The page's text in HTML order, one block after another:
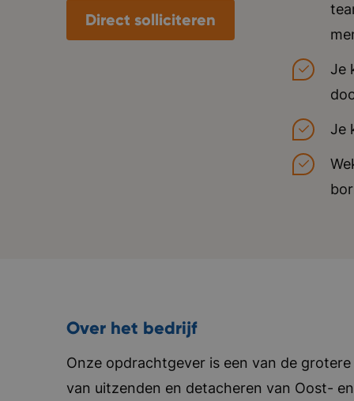
Direct solliciteren
Je
Je
Over het bedrijf
Onze opdrachtgever is een van de
van uitzenden en detacheren van Oost-